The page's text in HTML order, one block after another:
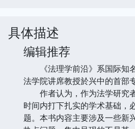
具体描述
编辑推荐
《法理学前沿》系国际知
法学院讲席教授於兴中的首部专
作者认为，作为法学研究
时间内打下扎实的学术基础，
题。本书内容主要涉及一些新